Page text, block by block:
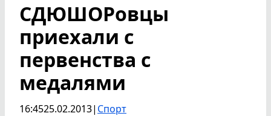
СДЮШОРовцы
приехали с
первенства с
медалями
16:4525.02.2013| Спорт